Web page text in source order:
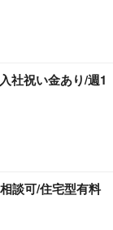
社祝い金あり/週1
談可/住宅型有料